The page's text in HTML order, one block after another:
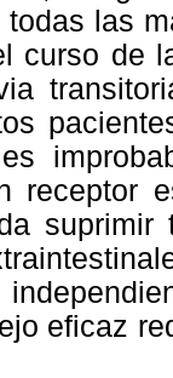
las
curso de
receptor
eficaz